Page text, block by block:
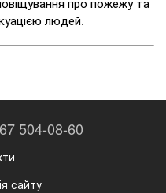
людей.
504-08-60
сайту